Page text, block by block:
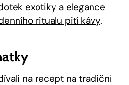
exotiky a elegance
ritualu pití kávy.
na recept na tradiční